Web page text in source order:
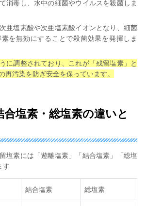
消毒し、水中の細菌やウイルスを殺菌しま
亜塩素酸や次亜塩素酸イオンとなり、細菌
を無効にすることで殺菌効果を発揮しま
に調整されており、これが「残留塩素」と
再汚染を防ぎ安全を保っています。
合塩素・総塩素の違いと
塩素には「遊離塩素」「結合塩素」「総塩
す
結合塩素 総塩素